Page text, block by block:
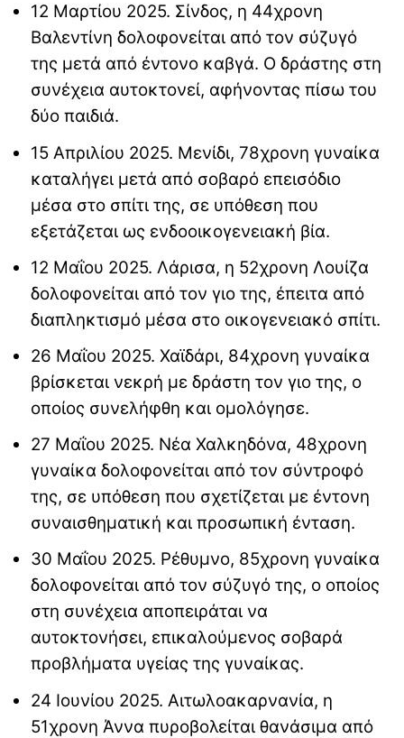
12 Μαρτίου 2025. Σίνδος, η 44χρονη
Βαλεντίνη δολοφονείται από τον σύζυγό
της μετά από έντονο καβγά. Ο δράστης στη
συνέχεια αυτοκτονεί, αφήνοντας πίσω του
δύο παιδιά.
15 Απριλίου 2025. Μενίδι, 78χρονη γυναίκα
καταλήγει μετά από σοβαρό επεισόδιο
μέσα στο σπίτι της, σε υπόθεση που
εξετάζεται ως ενδοοικογενειακή βία.
12 Μαΐου 2025. Λάρισα, η 52χρονη Λουίζα
δολοφονείται από τον γιο της, έπειτα από
διαπληκτισμό μέσα στο οικογενειακό σπίτι.
26 Μαΐου 2025. Χαϊδάρι, 84χρονη γυναίκα
βρίσκεται νεκρή με δράστη τον γιο της, ο
οποίος συνελήφθη και ομολόγησε.
27 Μαΐου 2025. Νέα Χαλκηδόνα, 48χρονη
γυναίκα δολοφονείται από τον σύντροφό
της, σε υπόθεση που σχετίζεται με έντονη
συναισθηματική και προσωπική ένταση.
30 Μαΐου 2025. Ρέθυμνο, 85χρονη γυναίκα
δολοφονείται από τον σύζυγό της, ο οποίος
στη συνέχεια αποπειράται να
αυτοκτονήσει, επικαλούμενος σοβαρά
προβλήματα υγείας της γυναίκας.
24 Ιουνίου 2025. Αιτωλοακαρνανία, η
51χρονη Άννα πυροβολείται θανάσιμα από